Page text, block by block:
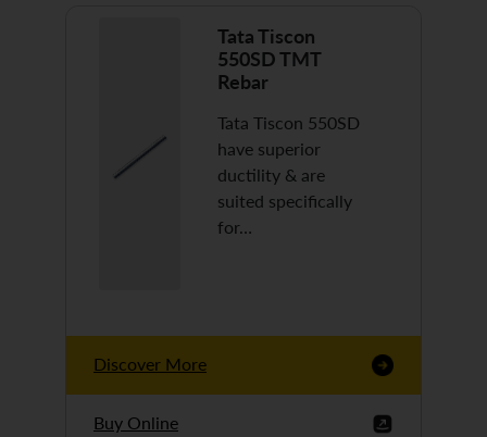
Tata Tiscon
550SD TMT
Rebar
Tata Tiscon 550SD
have superior
ductility & are
suited specifically
for…
Discover More
Buy Online